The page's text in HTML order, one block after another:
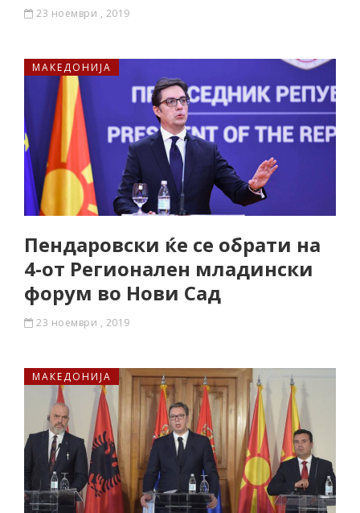
23 ноември , 2019
МАКЕДОНИЈА
Пендаровски ќе се обрати на
4-от Регионален младински
форум во Нови Сад
23 ноември , 2019
МАКЕДОНИЈА